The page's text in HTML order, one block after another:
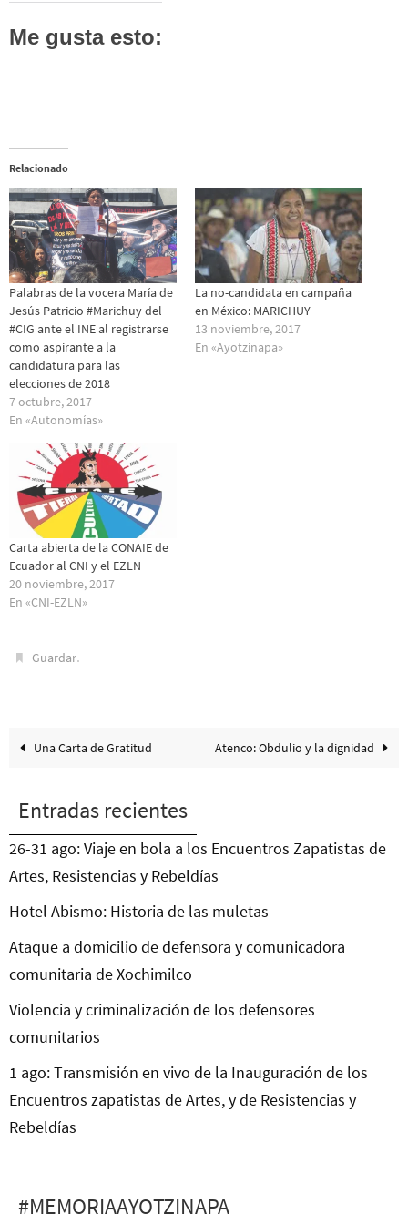
Me gusta esto:
Relacionado
Palabras de la vocera María de
Jesús Patricio #Marichuy del
#CIG ante el INE al registrarse
como aspirante a la
candidatura para las
elecciones de 2018
7 octubre, 2017
En «Autonomías»
La no-candidata en campaña
en México: MARICHUY
13 noviembre, 2017
En «Ayotzinapa»
Carta abierta de la CONAIE de
Ecuador al CNI y el EZLN
20 noviembre, 2017
En «CNI-EZLN»
Guardar.
Una Carta de Gratitud Atenco: Obdulio y la dignidad
Entradas recientes
26-31 ago: Viaje en bola a los Encuentros Zapatistas de
Artes, Resistencias y Rebeldías
Hotel Abismo: Historia de las muletas
Ataque a domicilio de defensora y comunicadora
comunitaria de Xochimilco
Violencia y criminalización de los defensores
comunitarios
1 ago: Transmisión en vivo de la Inauguración de los
Encuentros zapatistas de Artes, y de Resistencias y
Rebeldías
#MEMORIAAYOTZINAPA